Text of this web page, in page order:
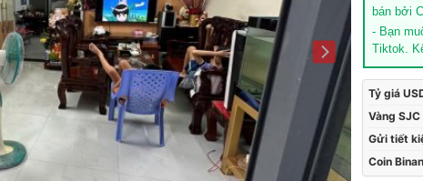
bán bởi
- Bạn
Tiktok.
Tỷ giá
Vàng SJC
Gửi tiết
Coin